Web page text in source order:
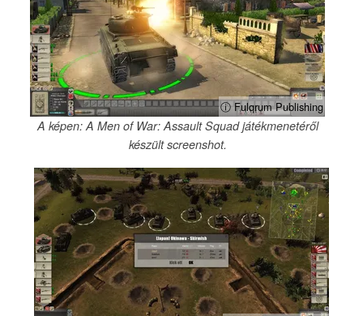
ⓘ Fulqrum Publishing
A képen: A Men of War: Assault Squad játékmenetéről
készült screenshot.